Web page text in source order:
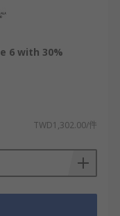
6 with 30%
TWD1,302.00/件